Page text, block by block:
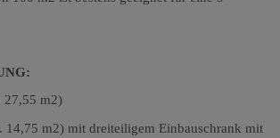
27,55 m2)
14,75 m2) mit dreiteiligem Einbauschrank mit